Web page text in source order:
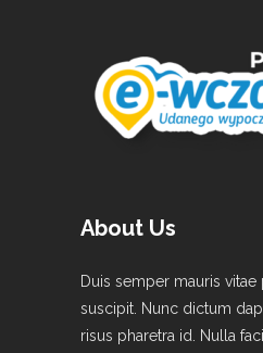
About Us
Duis semper mauris
suscipit. Nunc dictum
risus pharetra id. Nulla